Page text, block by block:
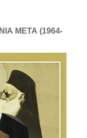
ΜΕΤΑ (1964-